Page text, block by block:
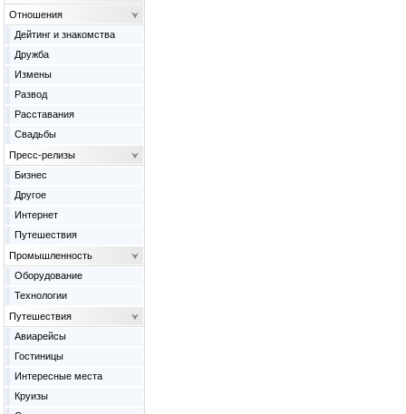
Отношения
Дейтинг и знакомства
Дружба
Измены
Развод
Расставания
Свадьбы
Пресс-релизы
Бизнес
Другое
Интернет
Путешествия
Промышленность
Оборудование
Технологии
Путешествия
Авиарейсы
Гостиницы
Интересные места
Круизы